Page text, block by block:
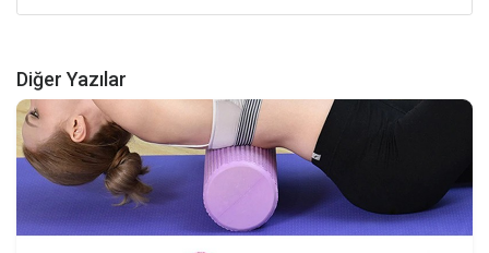
Diğer Yazılar